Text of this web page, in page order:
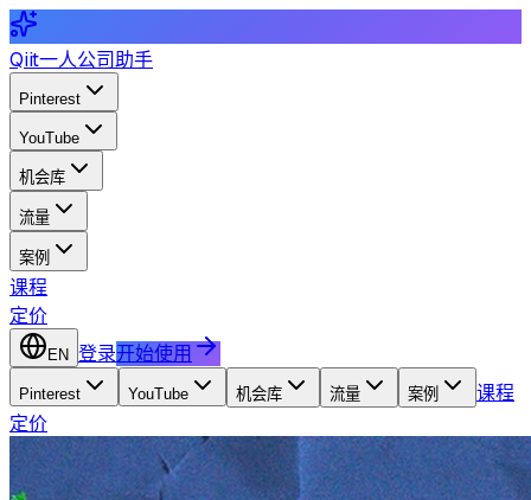
Qiit一人公司助手
Pinterest
YouTube
机会库
流量
案例
课程
定价
EN 登录开始使用
Pinterest YouTube 机会库 流量 案例
课程
定价